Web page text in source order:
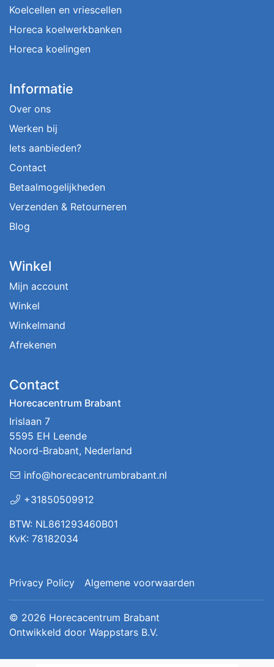
Koelcellen en vriescellen
Horeca koelwerkbanken
Horeca koelingen
Informatie
Over ons
Werken bij
Iets aanbieden?
Contact
Betaalmogelijkheden
Verzenden & Retourneren
Blog
Winkel
Mijn account
Winkel
Winkelmand
Afrekenen
Contact
Horecacentrum Brabant
Irislaan 7
5595 EH Leende
Noord-Brabant, Nederland
info@horecacentrumbrabant.nl
+31850509912
BTW: NL861293460B01
KvK: 78182034
Privacy Policy Algemene voorwaarden
© 2026 Horecacentrum Brabant
Ontwikkeld door Wappstars B.V.